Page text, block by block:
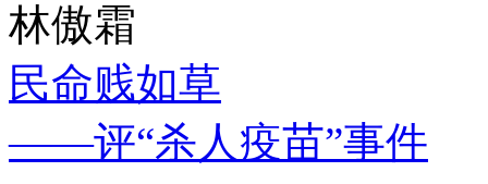
林傲霜
民命贱如草
——评“杀人疫苗”事件